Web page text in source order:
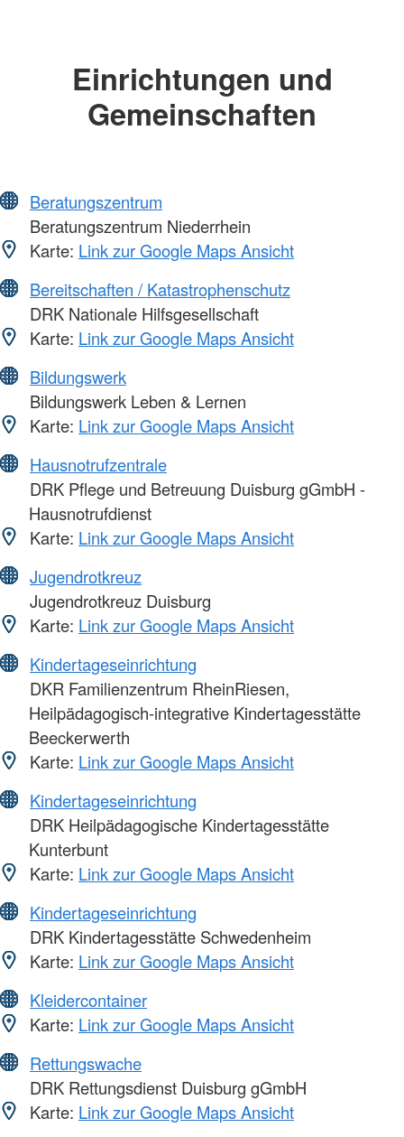
Einrichtungen und
Gemeinschaften
Beratungszentrum
Beratungszentrum Niederrhein
Karte: Link zur Google Maps Ansicht
Bereitschaften / Katastrophenschutz
DRK Nationale Hilfsgesellschaft
Karte: Link zur Google Maps Ansicht
Bildungswerk
Bildungswerk Leben & Lernen
Karte: Link zur Google Maps Ansicht
Hausnotrufzentrale
DRK Pflege und Betreuung Duisburg gGmbH -
Hausnotrufdienst
Karte: Link zur Google Maps Ansicht
Jugendrotkreuz
Jugendrotkreuz Duisburg
Karte: Link zur Google Maps Ansicht
Kindertageseinrichtung
DKR Familienzentrum RheinRiesen,
Heilpädagogisch-integrative Kindertagesstätte
Beeckerwerth
Karte: Link zur Google Maps Ansicht
Kindertageseinrichtung
DRK Heilpädagogische Kindertagesstätte
Kunterbunt
Karte: Link zur Google Maps Ansicht
Kindertageseinrichtung
DRK Kindertagesstätte Schwedenheim
Karte: Link zur Google Maps Ansicht
Kleidercontainer
Karte: Link zur Google Maps Ansicht
Rettungswache
DRK Rettungsdienst Duisburg gGmbH
Karte: Link zur Google Maps Ansicht